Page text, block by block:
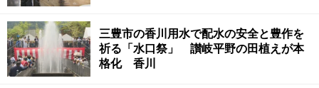
三豊市の香川用水で配水の安全と豊作を
祈る「水口祭」 讃岐平野の田植えが本
格化 香川